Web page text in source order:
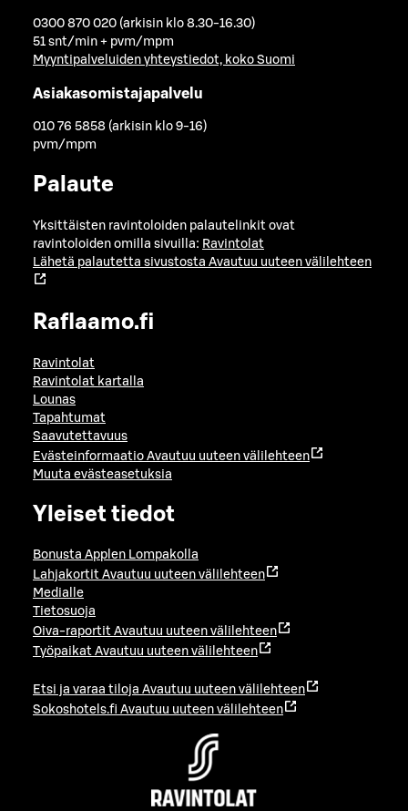
0300 870 020 (arkisin klo 8.30-16.30)
51 snt/min + pvm/mpm
Myyntipalveluiden yhteystiedot, koko Suomi
Asiakasomistajapalvelu
010 76 5858 (arkisin klo 9-16)
pvm/mpm
Palaute
Yksittäisten ravintoloiden palautelinkit ovat
ravintoloiden omilla sivuilla: Ravintolat
Lähetä palautetta sivustosta Avautuu uuteen välilehteen
Raflaamo.fi
Ravintolat
Ravintolat kartalla
Lounas
Tapahtumat
Saavutettavuus
Evästeinformaatio Avautuu uuteen välilehteen
Muuta evästeasetuksia
Yleiset tiedot
Bonusta Applen Lompakolla
Lahjakortit Avautuu uuteen välilehteen
Medialle
Tietosuoja
Oiva-raportit Avautuu uuteen välilehteen
Työpaikat Avautuu uuteen välilehteen
Etsi ja varaa tiloja Avautuu uuteen välilehteen
Sokoshotels.fi Avautuu uuteen välilehteen